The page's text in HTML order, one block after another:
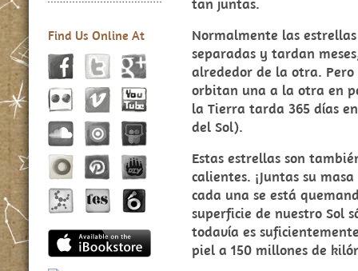
Find Us Online At
Normalmente las
separadas y tardan
alrededor de la otra.
orbitan una a la otra en
la Tierra tarda 365 días
del Sol).
Estas estrellas son
calientes. ¡Juntas su
cada una se está
superficie de nuestro Sol
todavía es
piel a 150 millones de